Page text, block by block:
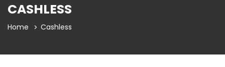
CASHLESS
Home Cashless